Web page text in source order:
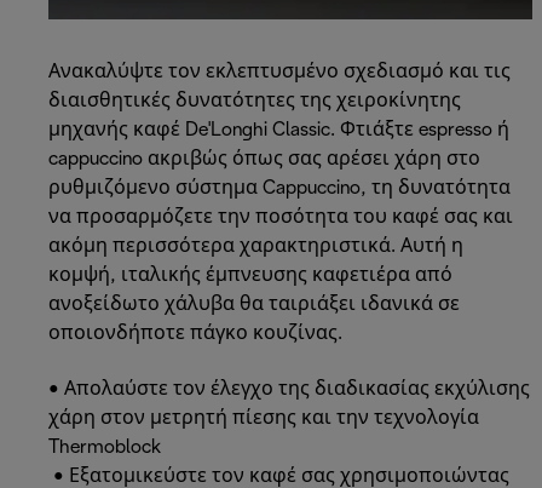
Ανακαλύψτε τον εκλεπτυσμένο σχεδιασμό και τις
διαισθητικές δυνατότητες της χειροκίνητης
μηχανής καφέ De'Longhi Classic. Φτιάξτε espresso ή
cappuccino ακριβώς όπως σας αρέσει χάρη στο
ρυθμιζόμενο σύστημα Cappuccino, τη δυνατότητα
να προσαρμόζετε την ποσότητα του καφέ σας και
ακόμη περισσότερα χαρακτηριστικά. Αυτή η
κομψή, ιταλικής έμπνευσης καφετιέρα από
ανοξείδωτο χάλυβα θα ταιριάξει ιδανικά σε
οποιονδήποτε πάγκο κουζίνας.
• Απολαύστε τον έλεγχο της διαδικασίας εκχύλισης
χάρη στον μετρητή πίεσης και την τεχνολογία
Thermoblock
• Εξατομικεύστε τον καφέ σας χρησιμοποιώντας